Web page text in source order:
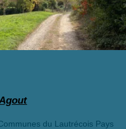
du Lautrécois Pays